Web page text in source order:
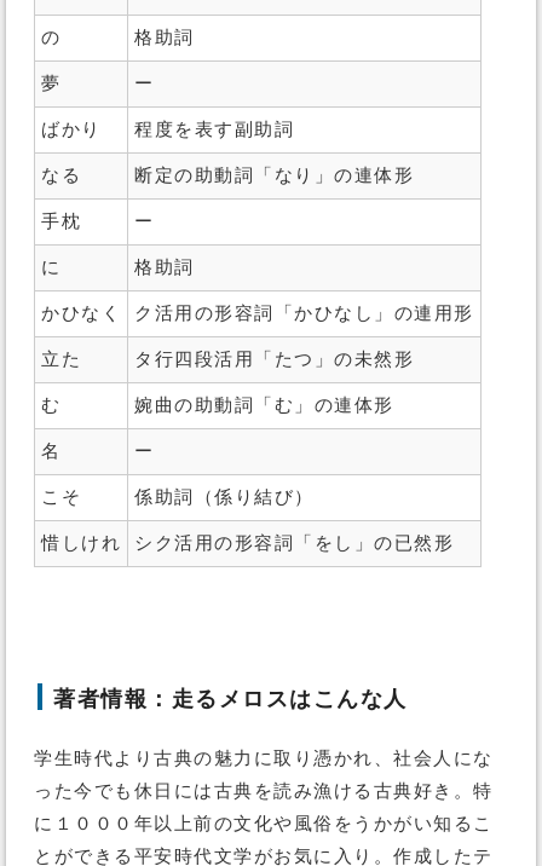
の 格助詞
夢 ー
ばかり 程度を表す副助詞
なる 断定の助動詞「なり」の連体形
手枕 ー
に 格助詞
かひなく ク活用の形容詞「かひなし」の連用形
立た タ行四段活用「たつ」の未然形
む 婉曲の助動詞「む」の連体形
名 ー
こそ 係助詞（係り結び）
惜しけれ シク活用の形容詞「をし」の已然形
著者情報：走るメロスはこんな人
学生時代より古典の魅力に取り憑かれ、社会人にな
った今でも休日には古典を読み漁ける古典好き。特
に１０００年以上前の文化や風俗をうかがい知るこ
とができる平安時代文学がお気に入り。作成したテ